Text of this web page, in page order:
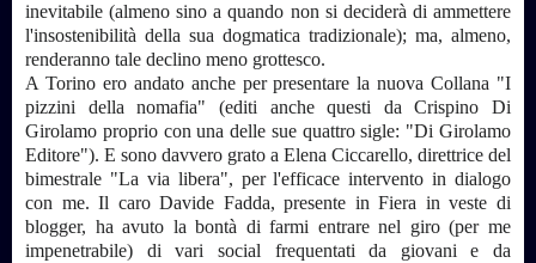
inevitabile (almeno sino a quando non si deciderà di ammettere
l'insostenibilità della sua dogmatica tradizionale); ma, almeno,
renderanno tale declino meno grottesco.
A Torino ero andato anche per presentare la nuova Collana "I
pizzini della nomafia" (editi anche questi da Crispino Di
Girolamo proprio con una delle sue quattro sigle: "Di Girolamo
Editore"). E sono davvero grato a Elena Ciccarello, direttrice del
bimestrale "La via libera", per l'efficace intervento in dialogo
con me. Il caro Davide Fadda, presente in Fiera in veste di
blogger, ha avuto la bontà di farmi entrare nel giro (per me
impenetrabile) di vari social frequentati da giovani e da